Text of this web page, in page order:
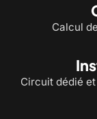
Calcul
Circuit dédié